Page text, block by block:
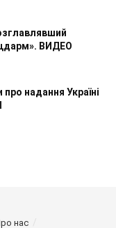
ВИДЕО
надання Україні
нас